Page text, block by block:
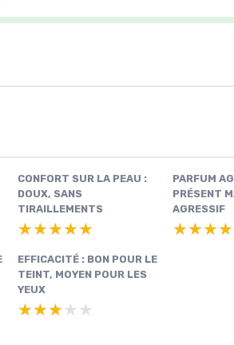
CONFORT SUR LA PEAU :
DOUX, SANS
TIRAILLEMENTS
★★★★★
★★★★★
PARFUM
PRÉSENT
AGRESSIF
EFFICACITÉ : BON POUR LE
TEINT, MOYEN POUR LES
YEUX
★★★★★
★★★★★